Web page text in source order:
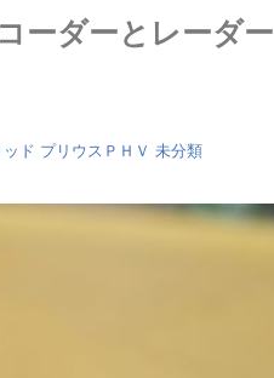
ーダーとレーダー
ド プリウスＰＨＶ 未分類